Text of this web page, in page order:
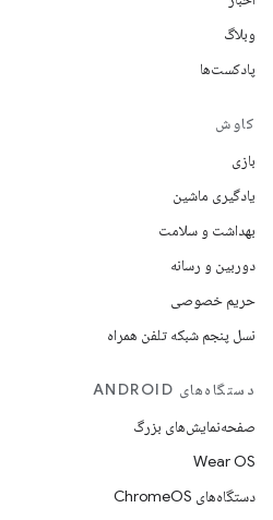
وبلاگ
پادکست‌ها
کاوش
بازی
یادگیری ماشین
بهداشت و سلامت
دوربین و رسانه
حریم خصوصی
نسل پنجم شبکه تلفن همراه
دستگاه‌های ANDROID
صفحه‌نمایش‌های بزرگ
Wear OS
دستگاه‌های ChromeOS